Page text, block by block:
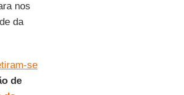
nos
da
se
de